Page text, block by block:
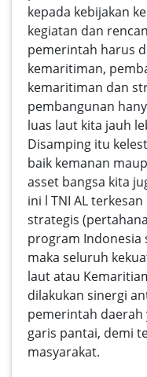
kepada kebijakan
kegiatan dan
pemerintah harus
kemaritiman,
kemaritiman dan
pembangunan
luas laut kita jauh
Disamping itu
baik kemanan
asset bangsa kita
ini l TNI AL
strategis
program Indonesia
maka seluruh
laut atau
dilakukan sinergi
pemerintah daerah
garis pantai, demi
masyarakat.